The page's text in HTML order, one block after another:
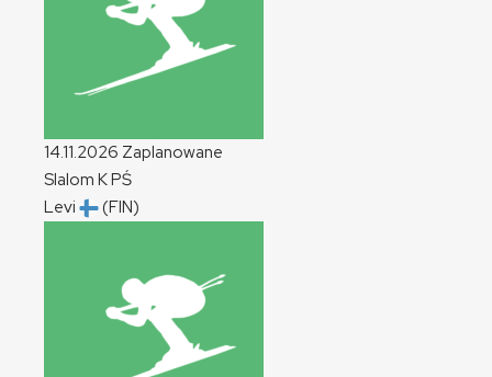
14.11.2026 Zaplanowane
Slalom KPŚ
Levi
(FIN)